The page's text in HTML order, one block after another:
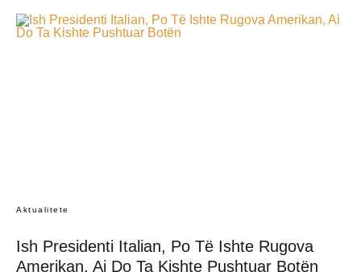
Aktualitete
Ish Presidenti Italian, Po Të Ishte Rugova
Amerikan, Ai Do Ta Kishte Pushtuar Botën